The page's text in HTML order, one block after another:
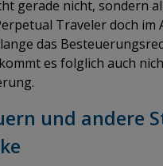
gerade nicht, sondern
Traveler doch im
das
es folglich auch
und andere